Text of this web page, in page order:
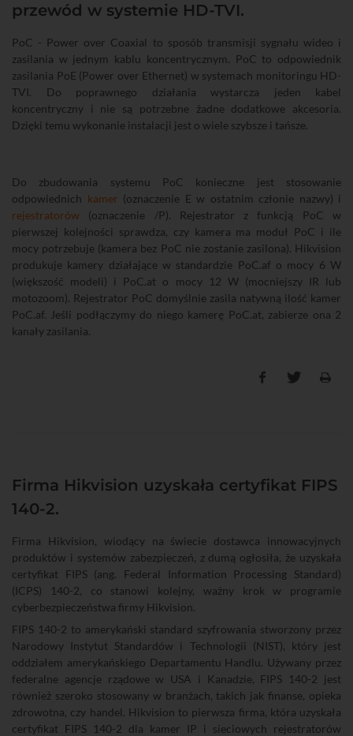
przewód w systemie HD-TVI.
PoC - Power over Coaxial to sposób transmisji sygnału wideo i
zasilania w jednym kablu koncentrycznym. PoC to odpowiednik
zasilania PoE (Power over Ethernet) w systemach monitoringu HD-
TVI. Do poprawnego działania wystarcza jeden kabel
koncentryczny i nie są potrzebne żadne dodatkowe akcesoria.
Dzięki temu wykonanie instalacji jest o wiele szybsze i tańsze.
Do zbudowania systemu PoC konieczne jest stosowanie
odpowiednich kamer (oznaczenie E w ostatnim członie nazwy) i
rejestratorów (oznaczenie /P). Rejestrator z funkcją PoC w
pierwszej kolejności sprawdza, czy kamera ma moduł PoC i ile
mocy potrzebuje (kamera bez PoC nie zostanie zasilona). Hikvision
produkuje kamery działające w standardzie PoC.af o mocy 6 W
(większość modeli) i PoC.at o mocy 12 W (mocniejszy IR lub
motozoom). Rejestrator PoC domyślnie zasila natywną ilość kamer
PoC.af. Jeśli podłączymy do niego kamerę PoC.at, zabierze ona 2
kanały zasilania.
Firma Hikvision uzyskała certyfikat FIPS
140-2.
Firma Hikvision, wiodący na świecie dostawca innowacyjnych
produktów i systemów zabezpieczeń, z dumą ogłosiła, że uzyskała
certyfikat FIPS (ang. Federal Information Processing Standard)
(ICPS) 140-2, co stanowi kolejny, ważny krok w programie
cyberbezpieczeństwa firmy Hikvision.
FIPS 140-2 to amerykański standard szyfrowania stworzony przez
Narodowy Instytut Standardów i Technologii (NIST), który jest
oddziałem amerykańskiego Departamentu Handlu. Używany przez
federalne agencje rządowe w USA i Kanadzie, FIPS 140-2 jest
również szeroko stosowany w branżach, takich jak finanse, opieka
zdrowotna, czy handel. Hikvision to pierwsza firma, która uzyskała
certyfikat FIPS 140-2 dla kamer IP i sieciowych rejestratorów